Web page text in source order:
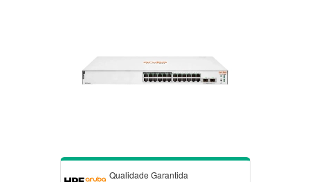
Qualidade Garantida